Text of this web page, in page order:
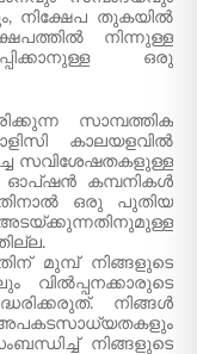
നിക്ഷേപ തുകയിൽ
നിന്നുള്ള
ഒരു
സാമ്പത്തിക
കാലയളവിൽ
സവിശേഷതകളുള്ള
ഓപ്ഷൻ കമ്പനികൾ
ഒരു പുതിയ
മുമ്പ് നിങ്ങളുടെ
വിൽപ്പനക്കാരുടെ
നിങ്ങൾ
അപകടസാധ്യതകളും
നിങ്ങളുടെ